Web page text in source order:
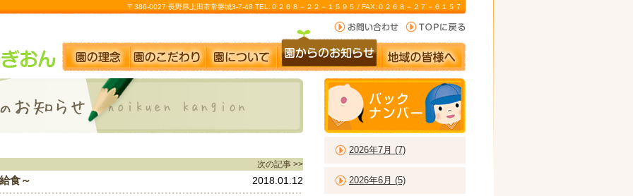
〒386-0027 長野県上田市常磐城3-7-48 TEL:０２６８－２２－１５９５ / FAX:０２６８－２７－６１５７
次の記事 >>
食～ 2018.01.12
2026年7月 (7)
2026年6月 (5)